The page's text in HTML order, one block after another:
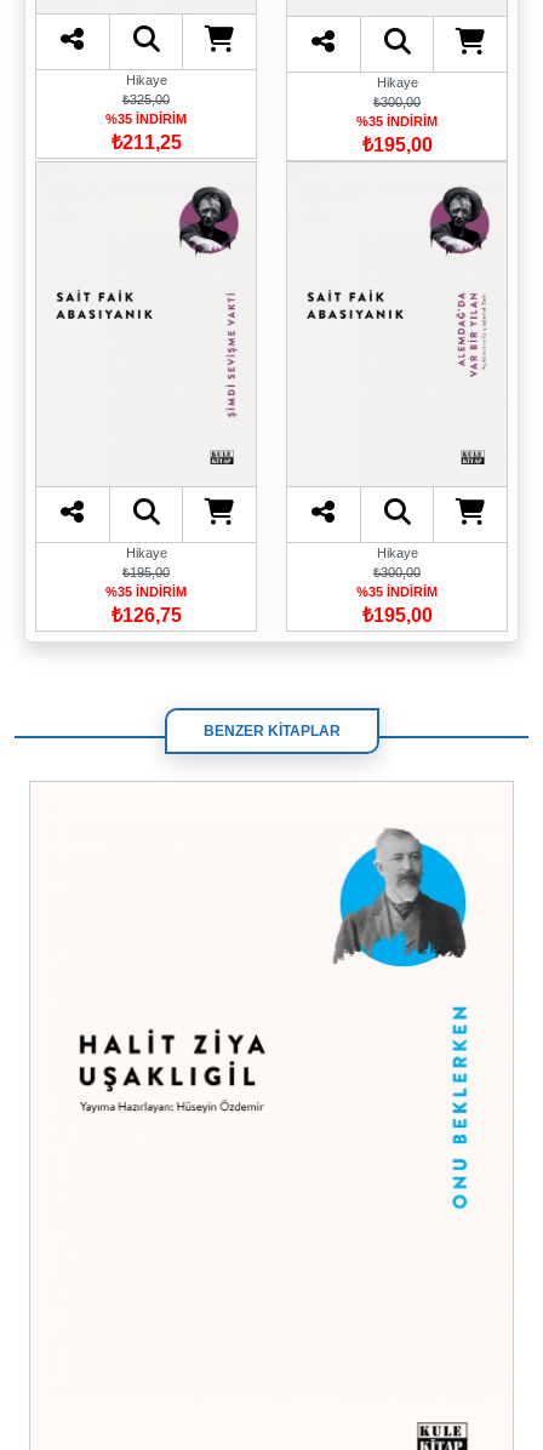
Hikaye
₺325,00
%35 İNDİRİM
₺211,25
Hikaye
₺300,00
%35 İNDİRİM
₺195,00
Hikaye
₺195,00
%35 İNDİRİM
₺126,75
Hikaye
₺300,00
%35 İNDİRİM
₺195,00
BENZER KİTAPLAR